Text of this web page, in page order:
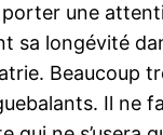
une
longévité
Beaucoup
Il ne